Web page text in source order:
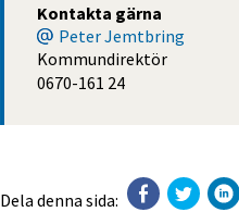
Kontakta gärna
Peter Jemtbring
Kommundirektör
0670-161 24
Dela denna sida: